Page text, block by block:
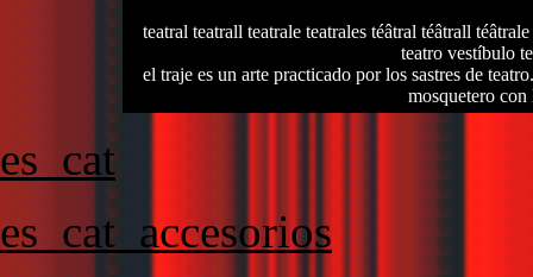
teatral teatrall teatrale teatrales téâtral téâtrall
teatro vestíbulo
el traje es un arte practicado por los sastres de
mosquetero con
es_cat
es_cat_accesorios